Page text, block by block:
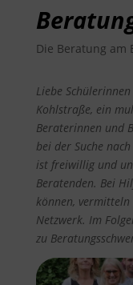
Die Beratung am
Liebe
Kohlstraße, ein
Beraterinnen und
bei der Suche
ist freiwillig und
Beratenden. Bei
können, vermitteln
Netzwerk. Im
zu